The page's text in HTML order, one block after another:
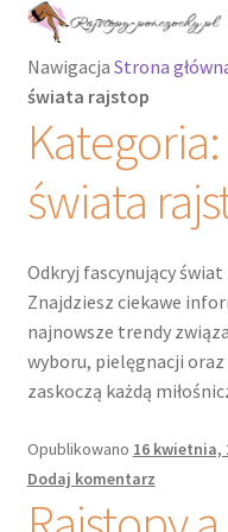
Przejdź
nawigacji
Przejdź
treści
Rajstopy
Rozwiń
menu
potomne
Rajstopy Orirose
Pończochy i
Podkolanówki i
skarpetki
Wszystkie
Recenzje
Rozwiń
menu
Nawigacja Strona
świata rajstop
Kategoria:
świata
Odkryj fascynujący
Znajdziesz ciekawe
najnowsze trendy
wyboru, pielęgnacji
zaskoczą każdą
Opublikowano 16 kwietnia,
Dodaj komentarz